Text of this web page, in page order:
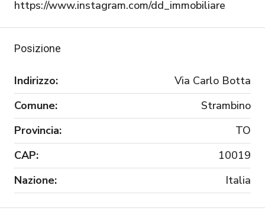
https://www.instagram.com/dd_immobiliare
Posizione
Indirizzo:
Via Carlo Botta
Comune:
Strambino
Provincia:
TO
CAP:
10019
Nazione:
Italia